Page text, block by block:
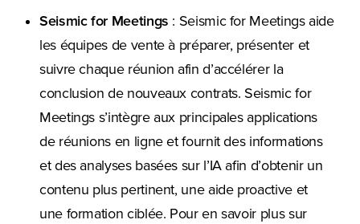
Seismic for Meetings : Seismic for Meetings aide
les équipes de vente à préparer, présenter et
suivre chaque réunion afin d’accélérer la
conclusion de nouveaux contrats. Seismic for
Meetings s’intègre aux principales applications
de réunions en ligne et fournit des informations
et des analyses basées sur l’IA afin d’obtenir un
contenu plus pertinent, une aide proactive et
une formation ciblée. Pour en savoir plus sur